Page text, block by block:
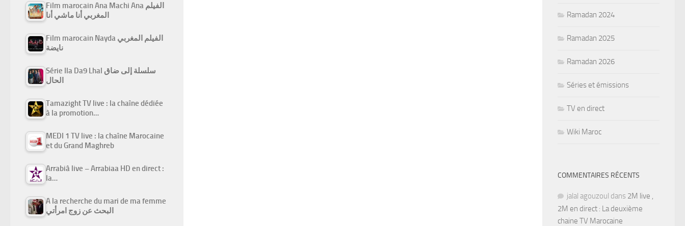
Film marocain Ana Machi Ana الفيلم
المغربي أنا ماشي أنا
Film marocain Nayda الفيلم المغربي
نايضة
Série Ila Da9 Lhal سلسلة إلى ضاق
الحال
Tamazight TV live : la chaîne dédiée
à la promotion…
MEDI 1 TV live : la chaîne Marocaine
et du Grand Maghreb
Arrabiâ live – Arrabiaa HD en direct :
la…
A la recherche du mari de ma femme
البحث عن زوج امرأتي
Ramadan 2024
Ramadan 2025
Ramadan 2026
Séries et émissions
TV en direct
Wiki Maroc
COMMENTAIRES RÉCENTS
jalal agouzoul dans 2M live ,
2M en direct : La deuxième
chaine TV Marocaine